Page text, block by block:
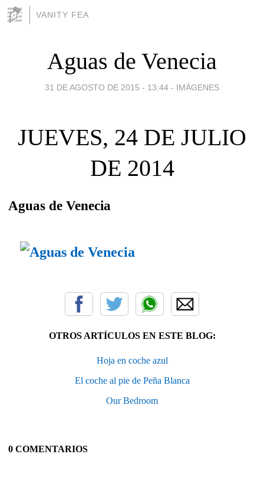
VANITY FEA
Aguas de Venecia
31 DE AGOSTO DE 2015 - 13:44 - IMÁGENES
JUEVES, 24 DE JULIO
DE 2014
Aguas de Venecia
OTROS ARTÍCULOS EN ESTE BLOG:
Hoja en coche azul
El coche al pie de Peña Blanca
Our Bedroom
0 COMENTARIOS